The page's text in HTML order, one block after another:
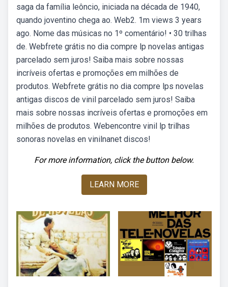
saga da família leôncio, iniciada na década de 1940,
quando joventino chega ao. Web2. 1m views 3 years
ago. Nome das músicas no 1º comentário! • 30 trilhas
de. Webfrete grátis no dia compre lp novelas antigas
parcelado sem juros! Saiba mais sobre nossas
incríveis ofertas e promoções em milhões de
produtos. Webfrete grátis no dia compre lps novelas
antigas discos de vinil parcelado sem juros! Saiba
mais sobre nossas incríveis ofertas e promoções em
milhões de produtos. Webencontre vinil lp trilhas
sonoras novelas en vinilnanet discos!
For more information, click the button below.
LEARN MORE